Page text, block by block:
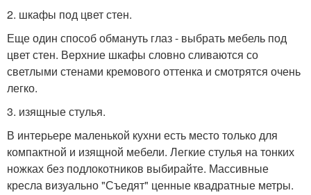
2. шкафы под цвет стен.
Еще один способ обмануть глаз - выбрать мебель под
цвет стен. Верхние шкафы словно сливаются со
светлыми стенами кремового оттенка и смотрятся очень
легко.
3. изящные стулья.
В интерьере маленькой кухни есть место только для
компактной и изящной мебели. Легкие стулья на тонких
ножках без подлокотников выбирайте. Массивные
кресла визуально "Съедят" ценные квадратные метры.